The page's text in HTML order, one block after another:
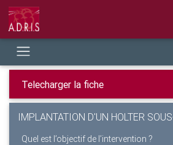
IMPLANTATION D'UN HOLTER
Quel est l’objectif de l’intervention ?